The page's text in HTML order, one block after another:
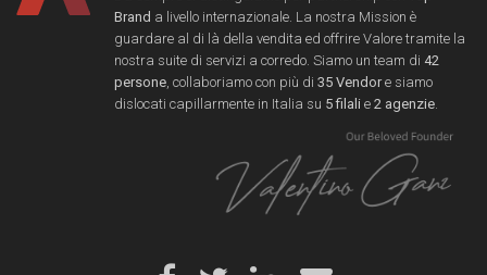
Brand a livello internazionale. La nostra Mission è
guardare al di là della vendita ed offrire Valore tramite la
nostra suite di servizi a corredo. Siamo un team di 42
persone, collaboriamo con più di 35 Vendore siamo
dislocati capillarmente in Italia su 5 filali e 2 agenzie.